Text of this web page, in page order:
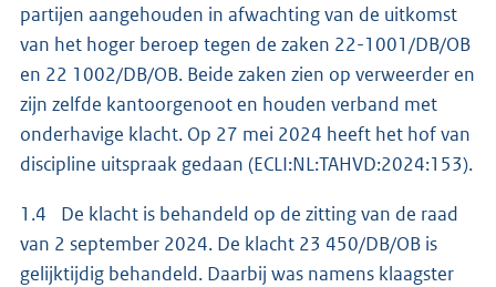
partijen aangehouden in afwachting van de uitkomst
van het hoger beroep tegen de zaken 22-1001/DB/OB
en 22 1002/DB/OB. Beide zaken zien op verweerder en
zijn zelfde kantoorgenoot en houden verband met
onderhavige klacht. Op 27 mei 2024 heeft het hof van
discipline uitspraak gedaan (ECLI:NL:TAHVD:2024:153).
1.4 De klacht is behandeld op de zitting van de raad
van 2 september 2024. De klacht 23 450/DB/OB is
gelijktijdig behandeld. Daarbij was namens klaagster